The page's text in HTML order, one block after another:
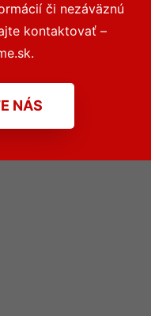
či nezáväznú
kontaktovať –
NÁS